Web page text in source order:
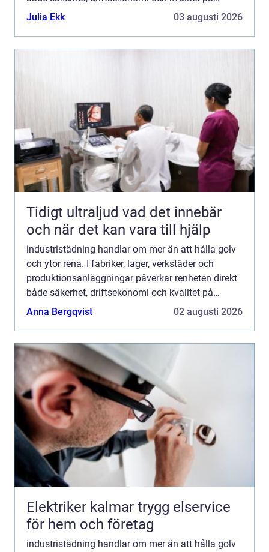
produkterna. När maskiner, gångytor och
Julia Ekk 03 augusti 2026
Tidigt ultraljud vad det innebär
och när det kan vara till hjälp
industristädning handlar om mer än att hålla golv
och ytor rena. I fabriker, lager, verkstäder och
produktionsanläggningar påverkar renheten direkt
både säkerhet, driftsekonomi och kvalitet på
produkterna. När maskiner, gångytor och
Anna Bergqvist 02 augusti 2026
Elektriker kalmar trygg elservice
för hem och företag
industristädning handlar om mer än att hålla golv